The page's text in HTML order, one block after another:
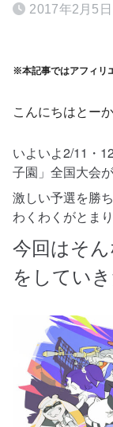
2017年2月5日
※本記事ではアフィリ
こんにちはとーか
いよいよ2/11・
子園」全国大会
激しい予選を勝
わくわくがとま
今回はそ
をしてい